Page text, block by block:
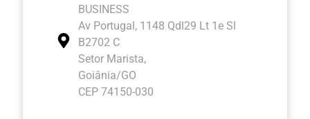
BUSINESS
Av Portugal, 1148 Qdl29 Lt 1e Sl
B2702 C
Setor Marista,
Goiânia/GO
CEP 74150-030